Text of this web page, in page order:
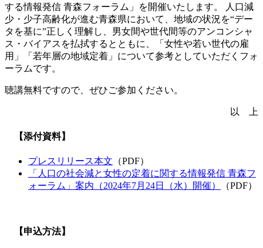
する情報発信 青森フォーラム」を開催いたします。 人口減
少・少子高齢化が進む青森県において、地域の状況を“デー
タを基に”正しく理解し、男女間や世代間等のアンコンシャ
ス・バイアスを払拭するとともに、「女性や若い世代の雇
用」「若年層の地域定着」について参考としていただくフォ
ーラムです。
聴講無料ですので、ぜひご参加ください。
以 上
【添付資料】
プレスリリース本文 （PDF）
「人口の社会減と女性の定着に関する情報発信 青森フ
ォーラム」案内（2024年7⽉24⽇（水）開催）
（PDF）
【申込方法】